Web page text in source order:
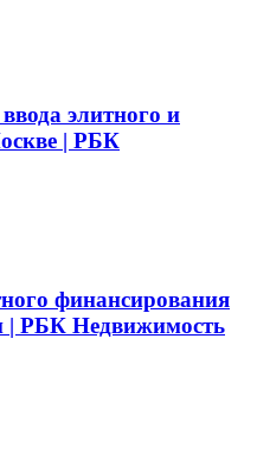
элитного и
| РБК
финансирования
| РБК Недвижимость